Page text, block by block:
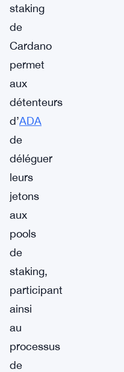
staking
de
Cardano
permet
aux
détenteurs
d’ADA
de
déléguer
leurs
jetons
aux
pools
de
staking,
participant
ainsi
au
processus
de